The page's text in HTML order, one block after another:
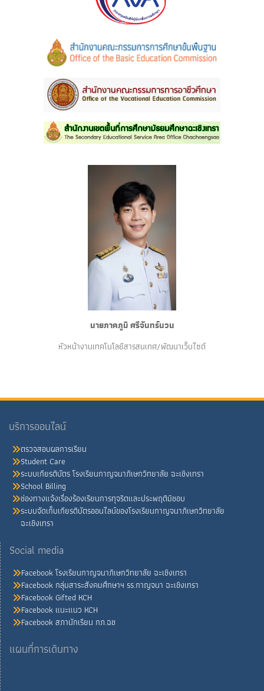
นายภาคภูมิ ศรีจันทร์นวน
หัวหน้างานเทคโนโลยีสารสนเทศ/พัฒนาเว็บไซต์
บริการออนไลน์
ตรวจสอบผลการเรียน
Student Care
ระบบเกียรติบัตร โรงเรียนกาญจนาภิเษกวิทยาลัย ฉะเชิงเทรา
School Billing
ช่องทางแจ้งเรื่องร้องเรียนการทุจริตและประพฤติมิชอบ
ระบบจัดเก็บเกียรติบัตรออนไลน์ของโรงเรียนกาญจนาภิเษกวิทยาลัย
ฉะเชิงเทรา
Social media
Facebook โรงเรียนกาญจนาภิเษกวิทยาลัย ฉะเชิงเทรา
Facebook กลุ่มสาระสังคมศึกษาฯ รร.กาญจนา ฉะเชิงเทรา
Facebook Gifted KCH
Facebook แนะแนว KCH
Facebook สภานักเรียน กภ.ฉช
แผนที่การเดินทาง